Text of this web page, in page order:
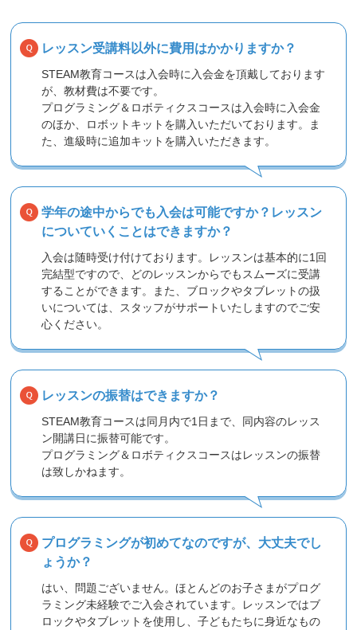
レッスン受講料以外に費用はかかりますか？
STEAM教育コースは入会時に入会金を頂戴しております
が、教材費は不要です。
プログラミング＆ロボティクスコースは入会時に入会金
のほか、ロボットキットを購入いただいております。ま
た、進級時に追加キットを購入いただきます。
学年の途中からでも入会は可能ですか？レッスン
についていくことはできますか？
入会は随時受け付けております。レッスンは基本的に1回
完結型ですので、どのレッスンからでもスムーズに受講
することができます。また、ブロックやタブレットの扱
いについては、スタッフがサポートいたしますのでご安
心ください。
レッスンの振替はできますか？
STEAM教育コースは同月内で1日まで、同内容のレッス
ン開講日に振替可能です。
プログラミング＆ロボティクスコースはレッスンの振替
は致しかねます。
プログラミングが初めてなのですが、大丈夫でし
ょうか？
はい、問題ございません。ほとんどのお子さまがプログ
ラミング未経験でご入会されています。レッスンではブ
ロックやタブレットを使用し、子どもたちに身近なもの